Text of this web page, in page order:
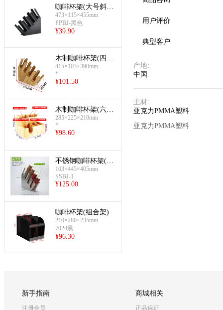
咖啡杯架(大号斜四
格)
473×115×455mm
PPBJ-黑色
¥39.90
木制咖啡杯架(四格
杯架)
415×103×390mm
*
¥101.50
木制咖啡杯架(六格
杯架)
285×225×210mm
*
¥98.60
不锈钢咖啡杯架(斜
四格)
103×445×405mm
SSBJ-1
¥125.00
咖啡杯架(组合架)
210×280×235mm
7024黑
¥96.30
用户评价
典型客户
产地:
中国
主材:
亚克力PMMA塑料
亚克力PMMA塑料
新手指南
注册会员
商城相关
正品保证